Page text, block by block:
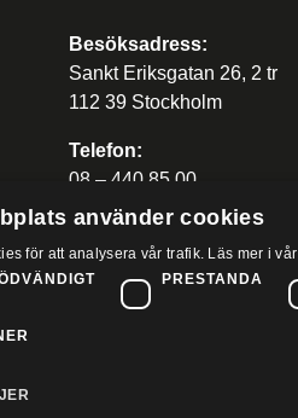
Besöksadress:
Sankt Eriksgatan 26, 2 tr
112 39 Stockholm
Telefon:
08 – 440 85 00
E-post:
utbildning@ptk.se
använder cookies
för att analysera vår trafik. Läs mer i vår
PRESTANDA